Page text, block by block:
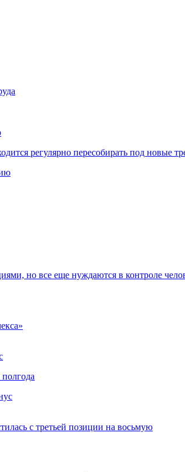
регулярно пересобирать под новые
но все еще нуждаются в контроле
с третьей позиции на восьмую